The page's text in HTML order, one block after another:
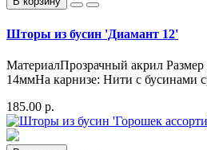
Шторы из бусин 'Диамант 12'
МатериалПрозрачный акрил
14ммНа карнизе: Нити с бусинами
185.00 р.